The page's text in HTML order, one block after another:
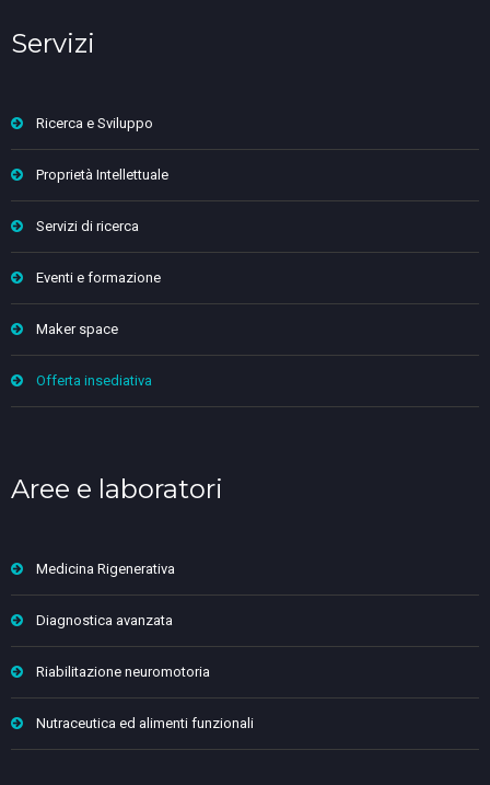
Servizi
Ricerca e Sviluppo
Proprietà Intellettuale
Servizi di ricerca
Eventi e formazione
Maker space
Offerta insediativa
Aree e laboratori
Medicina Rigenerativa
Diagnostica avanzata
Riabilitazione neuromotoria
Nutraceutica ed alimenti funzionali